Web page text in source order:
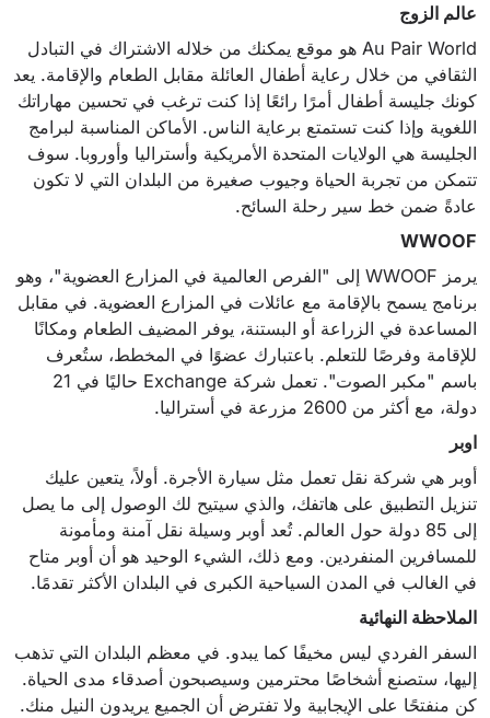
عالم الزوج
Au Pair World هو موقع يمكنك من خلاله الاشتراك في التبادل
الثقافي من خلال رعاية أطفال العائلة مقابل الطعام والإقامة. يعد
كونك جليسة أطفال أمرًا رائعًا إذا كنت ترغب في تحسين مهاراتك
اللغوية وإذا كنت تستمتع برعاية الناس. الأماكن المناسبة لبرامج
الجليسة هي الولايات المتحدة الأمريكية وأستراليا وأوروبا. سوف
تتمكن من تجربة الحياة وجيوب صغيرة من البلدان التي لا تكون
عادةً ضمن خط سير رحلة السائح.
WWOOF
يرمز WWOOF إلى "الفرص العالمية في المزارع العضوية"، وهو
برنامج يسمح بالإقامة مع عائلات في المزارع العضوية. في مقابل
المساعدة في الزراعة أو البستنة، يوفر المضيف الطعام ومكانًا
للإقامة وفرصًا للتعلم. باعتبارك عضوًا في المخطط، ستُعرف
باسم "مكبر الصوت". تعمل شركة Exchange حاليًا في 21
دولة، مع أكثر من 2600 مزرعة في أستراليا.
اوبر
أوبر هي شركة نقل تعمل مثل سيارة الأجرة. أولاً، يتعين عليك
تنزيل التطبيق على هاتفك، والذي سيتيح لك الوصول إلى ما يصل
إلى 85 دولة حول العالم. تُعد أوبر وسيلة نقل آمنة ومأمونة
للمسافرين المنفردين. ومع ذلك، الشيء الوحيد هو أن أوبر متاح
في الغالب في المدن السياحية الكبرى في البلدان الأكثر تقدمًا.
الملاحظة النهائية
السفر الفردي ليس مخيفًا كما يبدو. في معظم البلدان التي تذهب
إليها، ستصنع أشخاصًا محترمين وسيصبحون أصدقاء مدى الحياة.
كن منفتحًا على الإيجابية ولا تفترض أن الجميع يريدون النيل منك.